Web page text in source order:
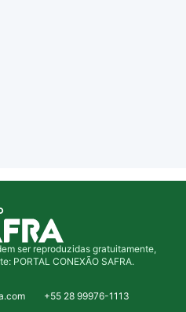
ser reproduzidas gratuitamente,
PORTAL CONEXÃO SAFRA.
+55 28 99976-1113